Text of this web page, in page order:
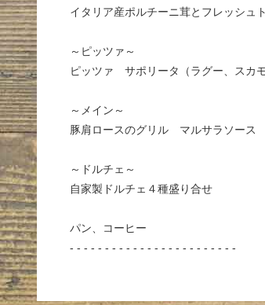
イタリア産ポルチーニ茸とフレッシュ
～ピッツァ～
ピッツァ サポリータ（ラグー、スカ
～メイン～
豚肩ロースのグリル マルサラソース
～ドルチェ～
自家製ドルチェ４種盛り合せ
パン、コーヒー
- - - - - - - - - - - - - - - - - - - - - - - -